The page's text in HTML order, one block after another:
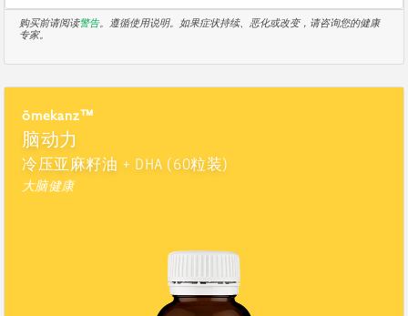
购买前请阅读警告。遵循使用说明。如果症状持续、恶化或改变，请咨询您的健康
专家。
ōmekanz™
脑动力
冷压亚麻籽油 + DHA (60粒装)
大脑健康